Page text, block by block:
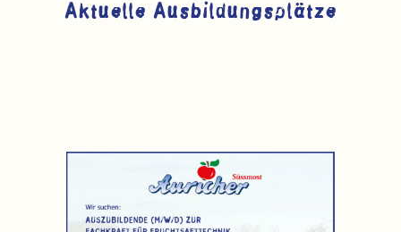
Aktuelle Ausbildungsplätze